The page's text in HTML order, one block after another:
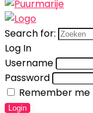
Search for:
Log In
Username
Password
Remember me
Login